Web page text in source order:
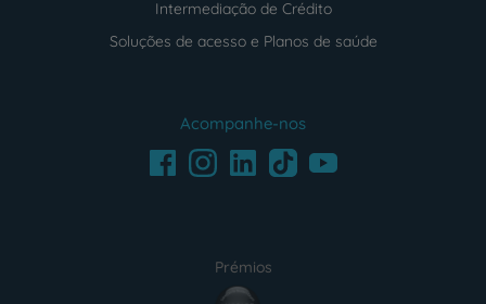
Intermediação de Crédito
Soluções de acesso e Planos de saúde
Acompanhe-nos
FacebookInstagramLinkedInTikTokYoutube
Prémios
award4